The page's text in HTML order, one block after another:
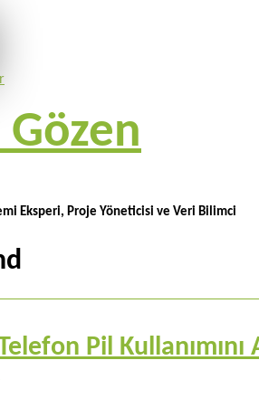
Eksperi, Proje Yöneticisi ve Veri Bilimci
Pil Kullanımını